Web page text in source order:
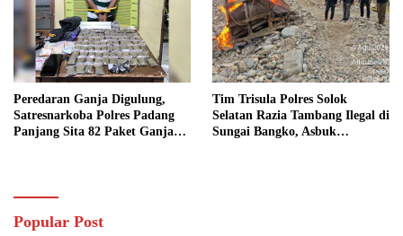
Peredaran Ganja Digulung,
Satresnarkoba Polres Padang
Panjang Sita 82 Paket Ganja
Tim Trisula Polres Solok
Selatan Razia Tambang Ilegal di
Sungai Bangko, Asbuk
Popular Post